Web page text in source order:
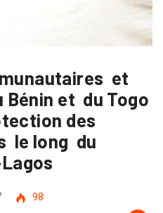
et
et du Togo
des
le long du
98